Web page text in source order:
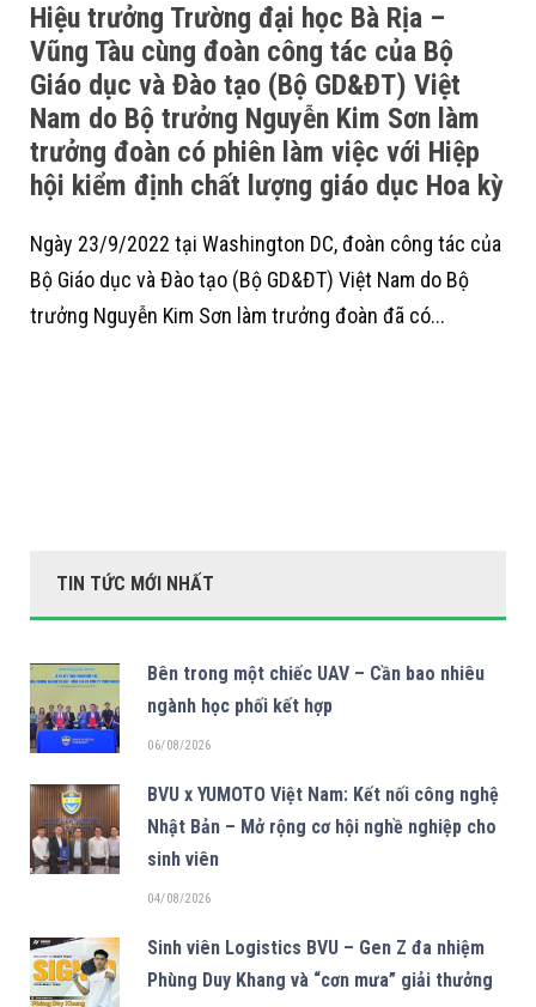
Hiệu trưởng Trường đại học Bà Rịa –
Vũng Tàu cùng đoàn công tác của Bộ
Giáo dục và Đào tạo (Bộ GD&ĐT) Việt
Nam do Bộ trưởng Nguyễn Kim Sơn làm
trưởng đoàn có phiên làm việc với Hiệp
hội kiểm định chất lượng giáo dục Hoa kỳ
Ngày 23/9/2022 tại Washington DC, đoàn công tác của
Bộ Giáo dục và Đào tạo (Bộ GD&ĐT) Việt Nam do Bộ
trưởng Nguyễn Kim Sơn làm trưởng đoàn đã có...
TIN TỨC MỚI NHẤT
Bên trong một chiếc UAV – Cần bao nhiêu
ngành học phối kết hợp
06/08/2026
BVU x YUMOTO Việt Nam: Kết nối công nghệ
Nhật Bản – Mở rộng cơ hội nghề nghiệp cho
sinh viên
04/08/2026
Sinh viên Logistics BVU – Gen Z đa nhiệm
Phùng Duy Khang và “cơn mưa” giải thưởng